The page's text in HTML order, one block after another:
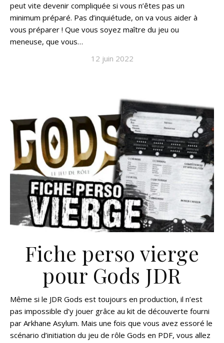
peut vite devenir compliquée si vous n’êtes pas un
minimum préparé. Pas d’inquiétude, on va vous aider à
vous préparer ! Que vous soyez maître du jeu ou
meneuse, que vous…
12 juin 2022
Fiche perso vierge
pour Gods JDR
Même si le JDR Gods est toujours en production, il n’est
pas impossible d’y jouer grâce au kit de découverte fourni
par Arkhane Asylum. Mais une fois que vous avez essoré le
scénario d’initiation du jeu de rôle Gods en PDF, vous allez